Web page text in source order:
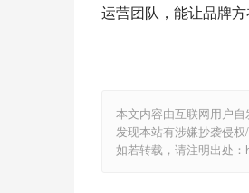
运营团队，能让品牌
本文内容由互联网用户
发现本站有涉嫌抄袭侵
如若转载，请注明出处